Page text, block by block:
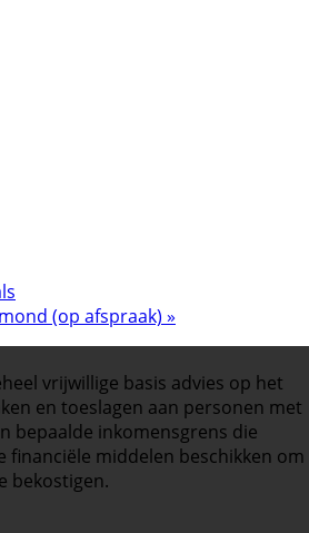
(op afspraak) »
vrijwillige basis advies op het
en toeslagen aan personen met
bepaalde inkomensgrens die
financiële middelen beschikken om
bekostigen.